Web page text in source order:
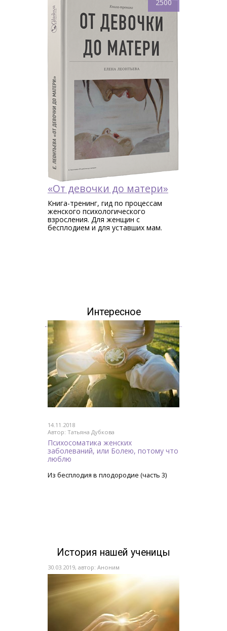
2500
«От девочки до матери»
Книга-тренинг, гид по процессам
женского психологического
взросления. Для женщин c
бесплодием и для уставших мам.
Интересное
14.11.2018
Автор: Татьяна Дубкова
Психосоматика женских
заболеваний, или Болею, потому что
люблю
Из бесплодия в плодородие (часть 3)
История нашей ученицы
30.03.2019, автор: Аноним